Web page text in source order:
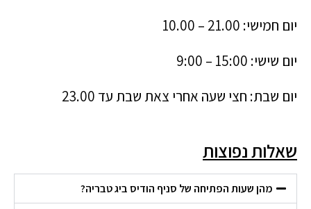
יום חמישי: 21.00 – 10.00
יום שישי: 15:00 – 9:00
יום שבת: חצי שעה אחרי צאת שבת עד 23.00
שאלות נפוצות
מהן שעות הפתיחה של סניף הודיס ביג טבריה?